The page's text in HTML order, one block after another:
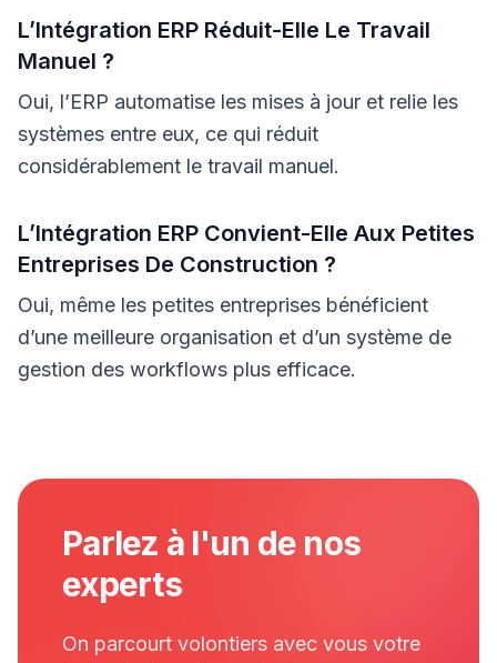
L’Intégration ERP Réduit-Elle Le Travail
Manuel ?
Oui, l’ERP automatise les mises à jour et relie les
systèmes entre eux, ce qui réduit
considérablement le travail manuel.
L’Intégration ERP Convient-Elle Aux Petites
Entreprises De Construction ?
Oui, même les petites entreprises bénéficient
d’une meilleure organisation et d’un système de
gestion des workflows plus efficace.
Parlez à l'un de nos
experts
On parcourt volontiers avec vous votre